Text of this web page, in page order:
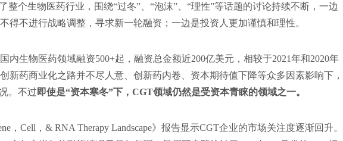
整个生物医药行业，围绕“过冬”、“泡沫”、“理性”等话题的讨论持续不断，一边
得不进行战略调整，寻求新一轮融资；一边是投资人更加谨慎和理性。
内生物医药领域融资500+起，融资总金额近200亿美元，相较于2021年和2020年
新药商业化之路并不尽人意、创新药内卷、资本期待值下降等众多因素影响下，
。不过 即使是“资本寒冬”下，CGT领域仍然是受资本青睐的领域之一。
，Cell，& RNA Therapy Landscape》报告显示CGT企业的市场关注度逐渐回升。